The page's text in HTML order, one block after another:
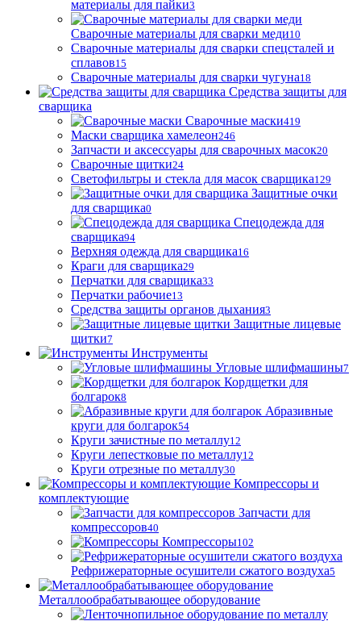
материалы для пайки3
Сварочные материалы для сварки меди10
Сварочные материалы для сварки спецсталей и
сплавов15
Сварочные материалы для сварки чугуна18
Средства защиты для
сварщика
Сварочные маски419
Маски сварщика хамелеон246
Запчасти и аксессуары для сварочных масок20
Сварочные щитки24
Светофильтры и стекла для масок сварщика129
Защитные очки
для сварщика0
Спецодежда для
сварщика94
Верхняя одежда для сварщика16
Краги для сварщика29
Перчатки для сварщика33
Перчатки рабочие13
Средства защиты органов дыхания3
Защитные лицевые
щитки7
Инструменты
Угловые шлифмашины7
Кордщетки для
болгарок8
Абразивные
круги для болгарок54
Круги зачистные по металлу12
Круги лепестковые по металлу12
Круги отрезные по металлу30
Компрессоры и
комплектующие
Запчасти для
компрессоров40
Компрессоры102
Рефрижераторные осушители сжатого воздуха5
Металлообрабатывающее оборудование